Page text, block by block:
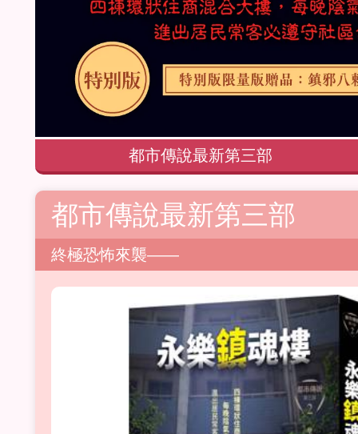
都市傳說最新第三部
都市傳說最新第三部
終極恐怖來襲——